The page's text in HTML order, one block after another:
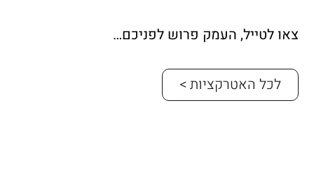
צאו לטייל, העמק פרוש לפניכם…
לכל האטרקציות >